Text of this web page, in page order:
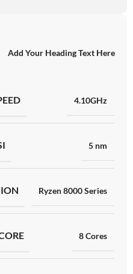
Add Your Heading Text Here
4.10GHz
5 nm
Ryzen 8000 Series
8 Cores